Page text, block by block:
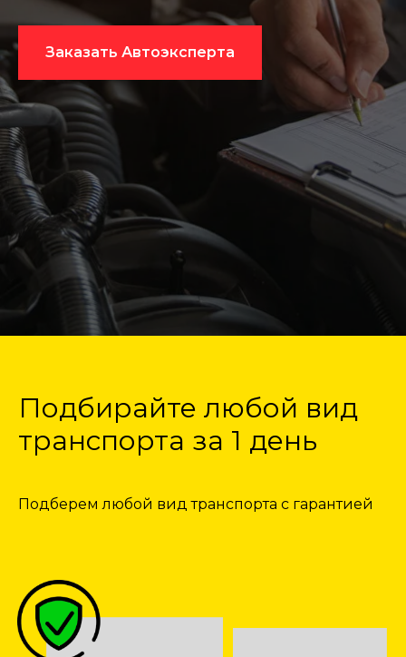
Заказать Автоэксперта
Подбирайте любой вид
транспорта за 1 день
Подберем любой вид транспорта с гарантией